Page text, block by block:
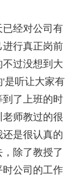
经对公司有
行真正岗前
过没想到大
是听让大家有
到了上班的时
师教过的很
是很认真的
除了教授了
公司的工作